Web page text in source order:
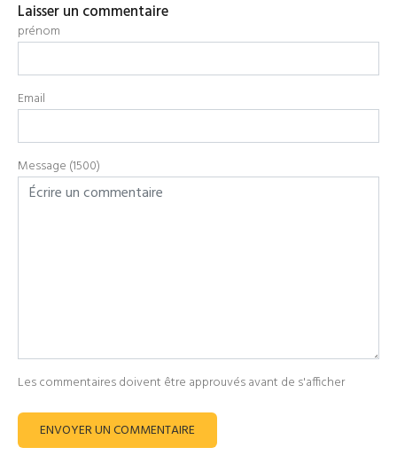
Laisser un commentaire
prénom
Email
Message (1500)
Les commentaires doivent être approuvés avant de s'afficher
ENVOYER UN COMMENTAIRE